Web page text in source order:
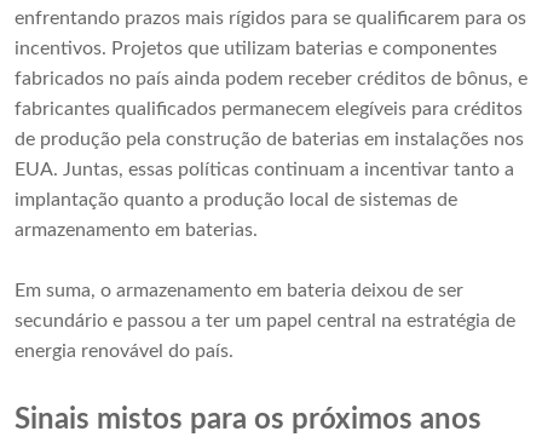
enfrentando prazos mais rígidos para se qualificarem para os
incentivos. Projetos que utilizam baterias e componentes
fabricados no país ainda podem receber créditos de bônus, e
fabricantes qualificados permanecem elegíveis para créditos
de produção pela construção de baterias em instalações nos
EUA. Juntas, essas políticas continuam a incentivar tanto a
implantação quanto a produção local de sistemas de
armazenamento em baterias.
Em suma, o armazenamento em bateria deixou de ser
secundário e passou a ter um papel central na estratégia de
energia renovável do país.
Sinais mistos para os próximos anos